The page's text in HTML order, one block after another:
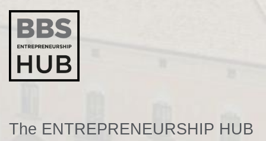
The ENTREPRENEURSHIP HUB